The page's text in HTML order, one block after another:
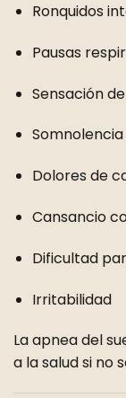
Ronquidos
Pausas
Sensación
Dolores de
Cansancio
Dificultad
Irritabilidad
La apnea del
a la salud si no